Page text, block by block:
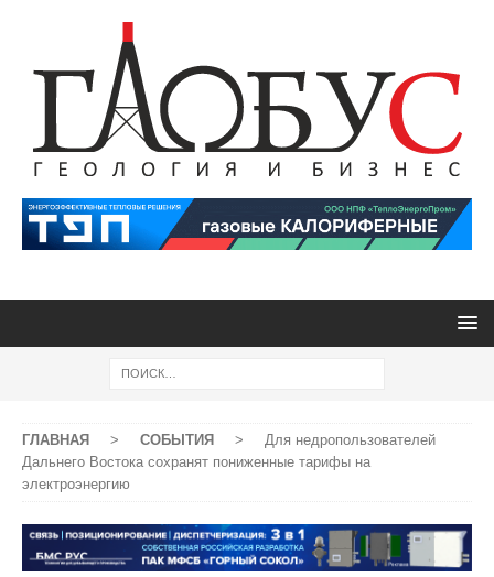
ГЛАВНАЯ > СОБЫТИЯ >
Для недропользователей
Дальнего Востока сохранят пониженные тарифы на
электроэнергию